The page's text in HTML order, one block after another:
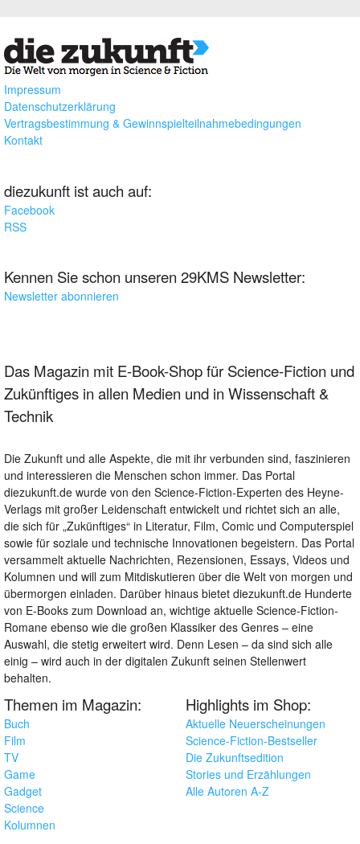
Impressum
Datenschutzerklärung
Vertragsbestimmung & Gewinnspielteilnahmebedingungen
Kontakt
diezukunft ist auch auf:
Facebook
RSS
Kennen Sie schon unseren 29KMS Newsletter:
Newsletter abonnieren
Das Magazin mit E-Book-Shop für Science-Fiction und
Zukünftiges in allen Medien und in Wissenschaft &
Technik
Die Zukunft und alle Aspekte, die mit ihr verbunden sind, faszinieren
und interessieren die Menschen schon immer. Das Portal
diezukunft.de wurde von den Science-Fiction-Experten des Heyne-
Verlags mit großer Leidenschaft entwickelt und richtet sich an alle,
die sich für „Zukünftiges“ in Literatur, Film, Comic und Computerspiel
sowie für soziale und technische Innovationen begeistern. Das Portal
versammelt aktuelle Nachrichten, Rezensionen, Essays, Videos und
Kolumnen und will zum Mitdiskutieren über die Welt von morgen und
übermorgen einladen. Darüber hinaus bietet diezukunft.de Hunderte
von E-Books zum Download an, wichtige aktuelle Science-Fiction-
Romane ebenso wie die großen Klassiker des Genres – eine
Auswahl, die stetig erweitert wird. Denn Lesen – da sind sich alle
einig – wird auch in der digitalen Zukunft seinen Stellenwert
behalten.
Themen im Magazin:
Buch
Film
TV
Game
Gadget
Science
Kolumnen
Highlights im Shop:
Aktuelle Neuerscheinungen
Science-Fiction-Bestseller
Die Zukunftsedition
Stories und Erzählungen
Alle Autoren A-Z